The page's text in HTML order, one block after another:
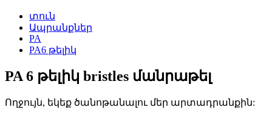
տուն
Ապրանքներ
PA
PA6 թելիկ
PA 6 թելիկ bristles մանրաթել
Ողջույն, եկեք ծանոթանալու մեր արտադրանքին: